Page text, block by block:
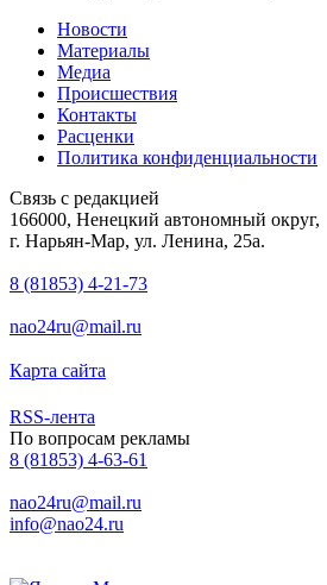
Новости
Материалы
Медиа
Происшествия
Контакты
Расценки
Политика конфиденциальности
Связь с редакцией
166000, Ненецкий автономный округ,
г. Нарьян-Мар, ул. Ленина, 25а.
8 (81853) 4-21-73
nao24ru@mail.ru
Карта сайта
RSS-лента
По вопросам рекламы
8 (81853) 4-63-61
nao24ru@mail.ru
info@nao24.ru